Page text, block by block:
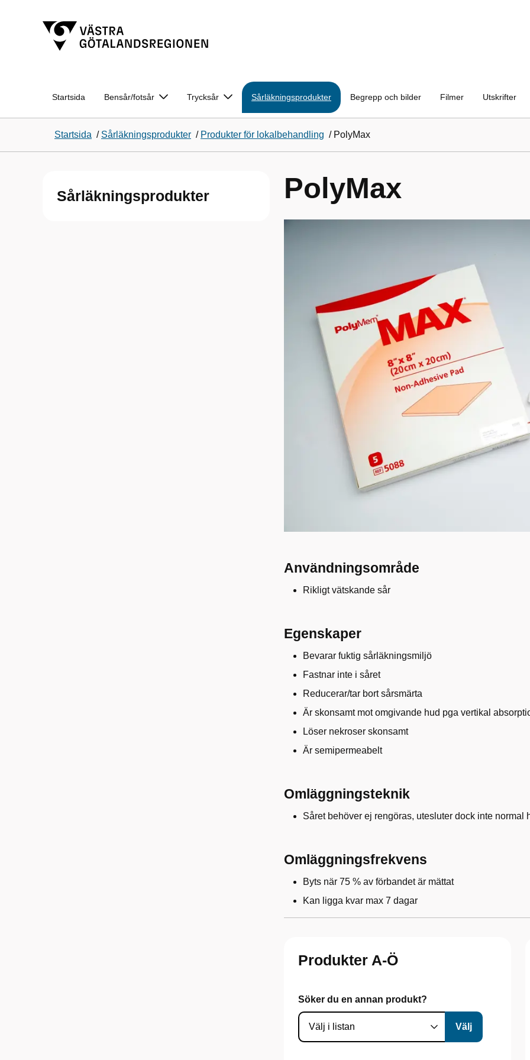
Startsida Bensår/fotsår Trycksår Sårläkningsprodukter Begrepp och bilder Filmer Utskrifter
Startsida / Sårläkningsprodukter / Produkter för lokalbehandling / PolyMax
Sårläkningsprodukter PolyMax
Användningsområde
Rikligt vätskande sår
Egenskaper
Bevarar fuktig sårläkningsmiljö
Fastnar inte i såret
Reducerar/tar bort sårsmärta
Är skonsamt mot omgivande hud pga vertikal
Löser nekroser skonsamt
Är semipermeabelt
Omläggningsteknik
Såret behöver ej rengöras, utesluter dock inte normal
Omläggningsfrekvens
Byts när 75 % av förbandet är mättat
Kan ligga kvar max 7 dagar
Produkter A-Ö
Söker du en annan produkt?